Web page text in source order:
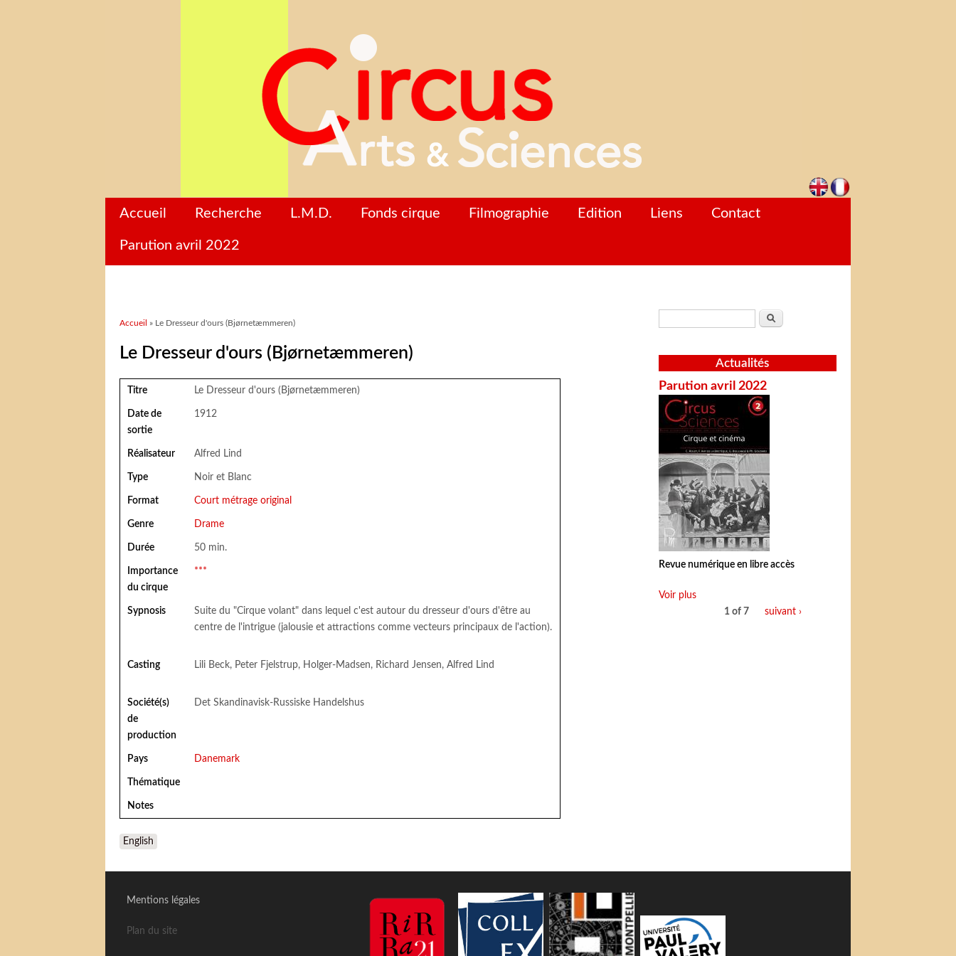
Accueil Recherche L.M.D. Fonds cirque Filmographie Edition Liens Contact
Parution avril 2022
Vous êtes ici
Accueil » Le Dresseur d'ours (Bjørnetæmmeren)
Le Dresseur d'ours (Bjørnetæmmeren)
Titre Le Dresseur d'ours (Bjørnetæmmeren)
Date de
sortie
1912
Réalisateur Alfred Lind
Type Noir et Blanc
Format Court métrage original
Genre Drame
Durée 50 min.
Importance
du cirque
***
Sypnosis
Suite du "Cirque volant" dans lequel c'est autour du dresseur d'ours d'être au
centre de l'intrigue (jalousie et attractions comme vecteurs principaux de l'action).
Casting Lili Beck, Peter Fjelstrup, Holger-Madsen, Richard Jensen, Alfred Lind
Société(s)
de
production
Det Skandinavisk-Russiske Handelshus
Pays Danemark
Thématique
Notes
English
Formulaire de recherche
Rechercher
Actualités
Parution avril 2022
Revue numérique en libre accès
Voir plus
1 of 7
suivant ›
Mentions légales
Plan du site